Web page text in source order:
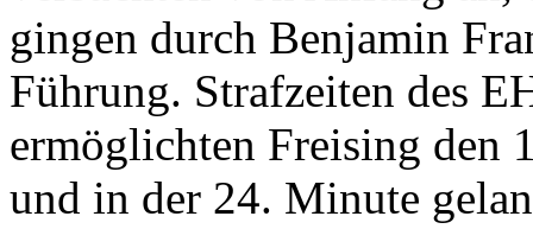
gingen durch Benjamin
Führung. Strafzeiten des
ermöglichten Freising den
und in der 24. Minute